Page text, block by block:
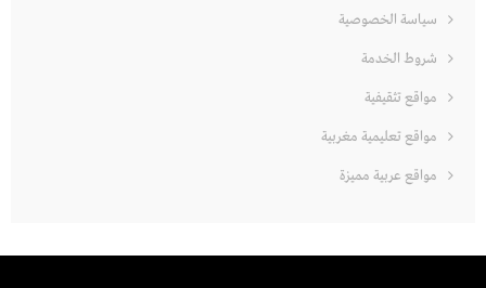
سياسة الخصوصية
شروط الخدمة
مواقع تثقيفية
مواقع تعليمية مغربية
مواقع عربية مميزة